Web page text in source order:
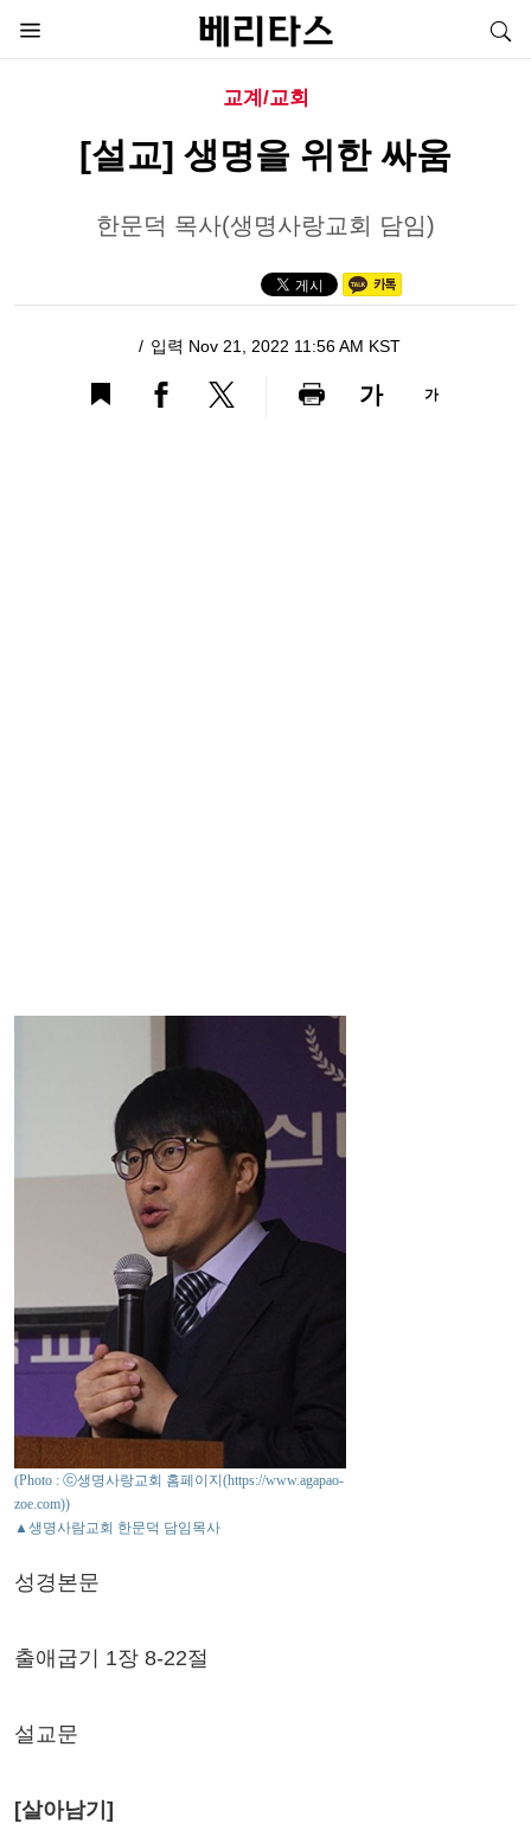
교계/교회
[설교] 생명을 위한 싸움
한문덕 목사(생명사랑교회 담임)
입력 Nov 21, 2022 11:56 AM KST
가 가
(Photo : ⓒ생명사랑교회 홈페이지(https://www.agapao-
zoe.com))
▲생명사람교회 한문덕 담임목사
성경본문
출애굽기 1장 8-22절
설교문
[살아남기]